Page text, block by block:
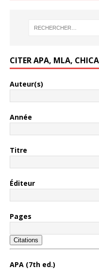
CITER APA, MLA,
Auteur(s)
Année
Titre
Éditeur
Pages
Citations
APA (7th ed.)